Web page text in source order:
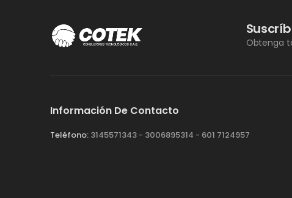
Obtenga
Información De Contacto
Teléfono: 3145571343 - 3006895314 - 601 7124957